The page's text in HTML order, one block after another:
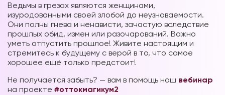
Ведьмы в грезах являются женщинами,
изуродованными своей злобой до неузнаваемости.
Они полны гнева и ненависти, зачастую вследствие
прошлых обид, измен или разочарований. Важно
уметь отпустить прошлое! Живите настоящим и
стремитесь к будущему с верой в то, что самое
хорошее ещё только предстоит!
Не получается забыть? — вам в помощь наш вебинар
на проекте #оттокмагикум2